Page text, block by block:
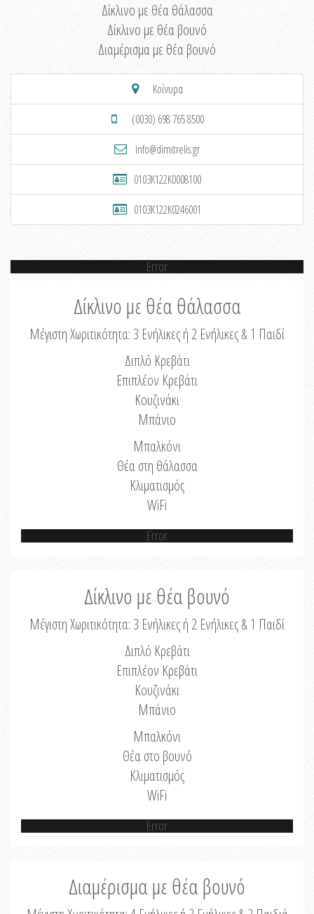
Δίκλινο με θέα θάλασσα
Δίκλινο με θέα βουνό
Διαμέρισμα με θέα βουνό
Κοίνυρα
(0030) 698 765 8500
info@dimitrelis.gr
0103K122K0008100
0103K122K0246001
Error
Δίκλινο με θέα θάλασσα
Μέγιστη Χωριτικότητα: 3 Ενήλικες ή 2 Ενήλικες & 1 Παιδί
Διπλό Κρεβάτι
Επιπλέον Κρεβάτι
Κουζινάκι
Μπάνιο
Μπαλκόνι
Θέα στη θάλασσα
Κλιματισμός
WiFi
Error
Δίκλινο με θέα βουνό
Μέγιστη Χωριτικότητα: 3 Ενήλικες ή 2 Ενήλικες & 1 Παιδί
Διπλό Κρεβάτι
Επιπλέον Κρεβάτι
Κουζινάκι
Μπάνιο
Μπαλκόνι
Θέα στο βουνό
Κλιματισμός
WiFi
Error
Διαμέρισμα με θέα βουνό